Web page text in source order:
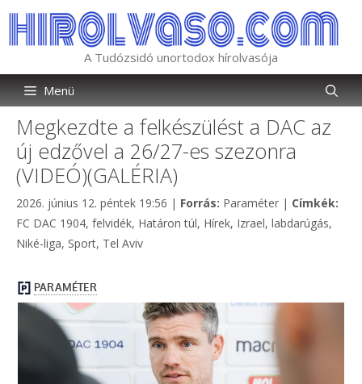
tartalomba
A Tudózsidó unortodox hírolvasója
Menü
Megkezdte a felkészülést a DAC az
új edzővel a 26/27-es szezonra
(VIDEÓ)(GALÉRIA)
2026. június 12. péntek 19:56 | Forrás: Kategória
Paraméter | Címkék:
FC DAC 1904, felvidék, Határon túl, Hírek, Izrael, labdarúgás,
Niké-liga, Sport, Tel Aviv